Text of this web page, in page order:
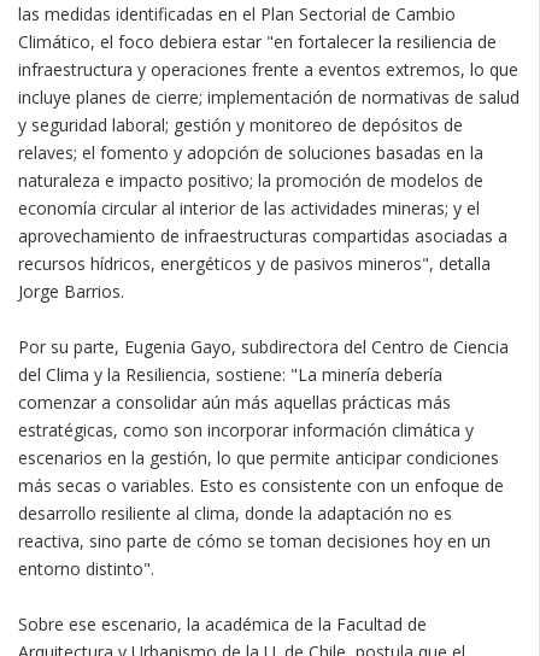
las medidas identificadas en el Plan Sectorial de Cambio
Climático, el foco debiera estar "en fortalecer la resiliencia de
infraestructura y operaciones frente a eventos extremos, lo que
incluye planes de cierre; implementación de normativas de salud
y seguridad laboral; gestión y monitoreo de depósitos de
relaves; el fomento y adopción de soluciones basadas en la
naturaleza e impacto positivo; la promoción de modelos de
economía circular al interior de las actividades mineras; y el
aprovechamiento de infraestructuras compartidas asociadas a
recursos hídricos, energéticos y de pasivos mineros", detalla
Jorge Barrios.
Por su parte, Eugenia Gayo, subdirectora del Centro de Ciencia
del Clima y la Resiliencia, sostiene: "La minería debería
comenzar a consolidar aún más aquellas prácticas más
estratégicas, como son incorporar información climática y
escenarios en la gestión, lo que permite anticipar condiciones
más secas o variables. Esto es consistente con un enfoque de
desarrollo resiliente al clima, donde la adaptación no es
reactiva, sino parte de cómo se toman decisiones hoy en un
entorno distinto".
Sobre ese escenario, la académica de la Facultad de